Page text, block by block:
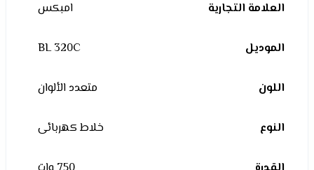
العلامة التجارية امبكس
الموديل BL 320C
اللون متعدد الألوان
النوع خلاط كهربائى